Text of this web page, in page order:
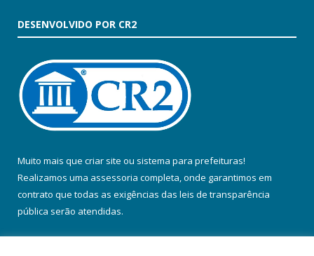
DESENVOLVIDO POR CR2
Muito mais que criar site ou sistema para prefeituras!
Realizamos uma assessoria completa, onde garantimos em
contrato que todas as exigências das leis de transparência
pública serão atendidas.